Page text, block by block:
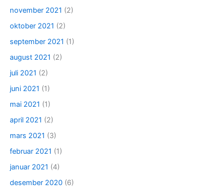
november 2021 (2)
oktober 2021 (2)
september 2021 (1)
august 2021 (2)
juli 2021 (2)
juni 2021 (1)
mai 2021 (1)
april 2021 (2)
mars 2021 (3)
februar 2021 (1)
januar 2021 (4)
desember 2020 (6)